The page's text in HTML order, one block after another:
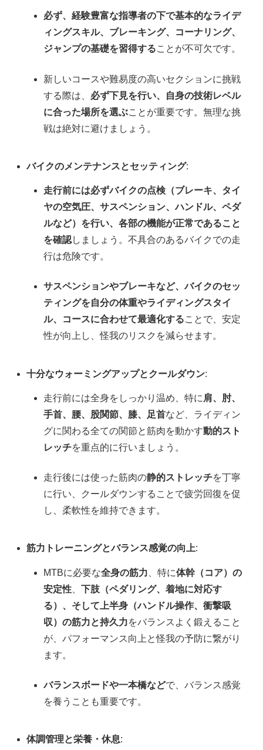
必ず、経験豊富な指導者の下で基本的なライデ
ィングスキル、ブレーキング、コーナリング、
ジャンプの基礎を習得することが不可欠です。
新しいコースや難易度の高いセクションに挑戦
する際は、 必ず下見を行い、自身の技術レベル
に合った場所を選ぶことが重要です。無理な挑
戦は絶対に避けましょう。
バイクのメンテナンスとセッティング:
走行前には必ずバイクの点検（ブレーキ、タイ
ヤの空気圧、サスペンション、ハンドル、ペダ
ルなど）を行い、各部の機能が正常であること
を確認しましょう。不具合のあるバイクでの走
行は危険です。
サスペンションやブレーキなど、バイクのセッ
ティングを自分の体重やライディングスタイ
ル、コースに合わせて最適化することで、安定
性が向上し、怪我のリスクを減らせます。
十分なウォーミングアップとクールダウン:
走行前には全身をしっかり温め、特に 肩、肘、
手首、腰、股関節、膝、足首など、ライディン
グに関わる全ての関節と筋肉を動かす動的スト
レッチを重点的に行いましょう。
走行後には使った筋肉の静的ストレッチを丁寧
に行い、クールダウンすることで疲労回復を促
し、柔軟性を維持できます。
筋力トレーニングとバランス感覚の向上:
MTBに必要な全身の筋力 、特に体幹（コア）の
安定性 、下肢（ペダリング、着地に対応す
る）、そして上半身（ハンドル操作、衝撃吸
収）の筋力と持久力をバランスよく鍛えること
が、パフォーマンス向上と怪我の予防に繋がり
ます。
バランスボードや一本橋などで、バランス感覚
を養うことも重要です。
体調管理と栄養・休息: